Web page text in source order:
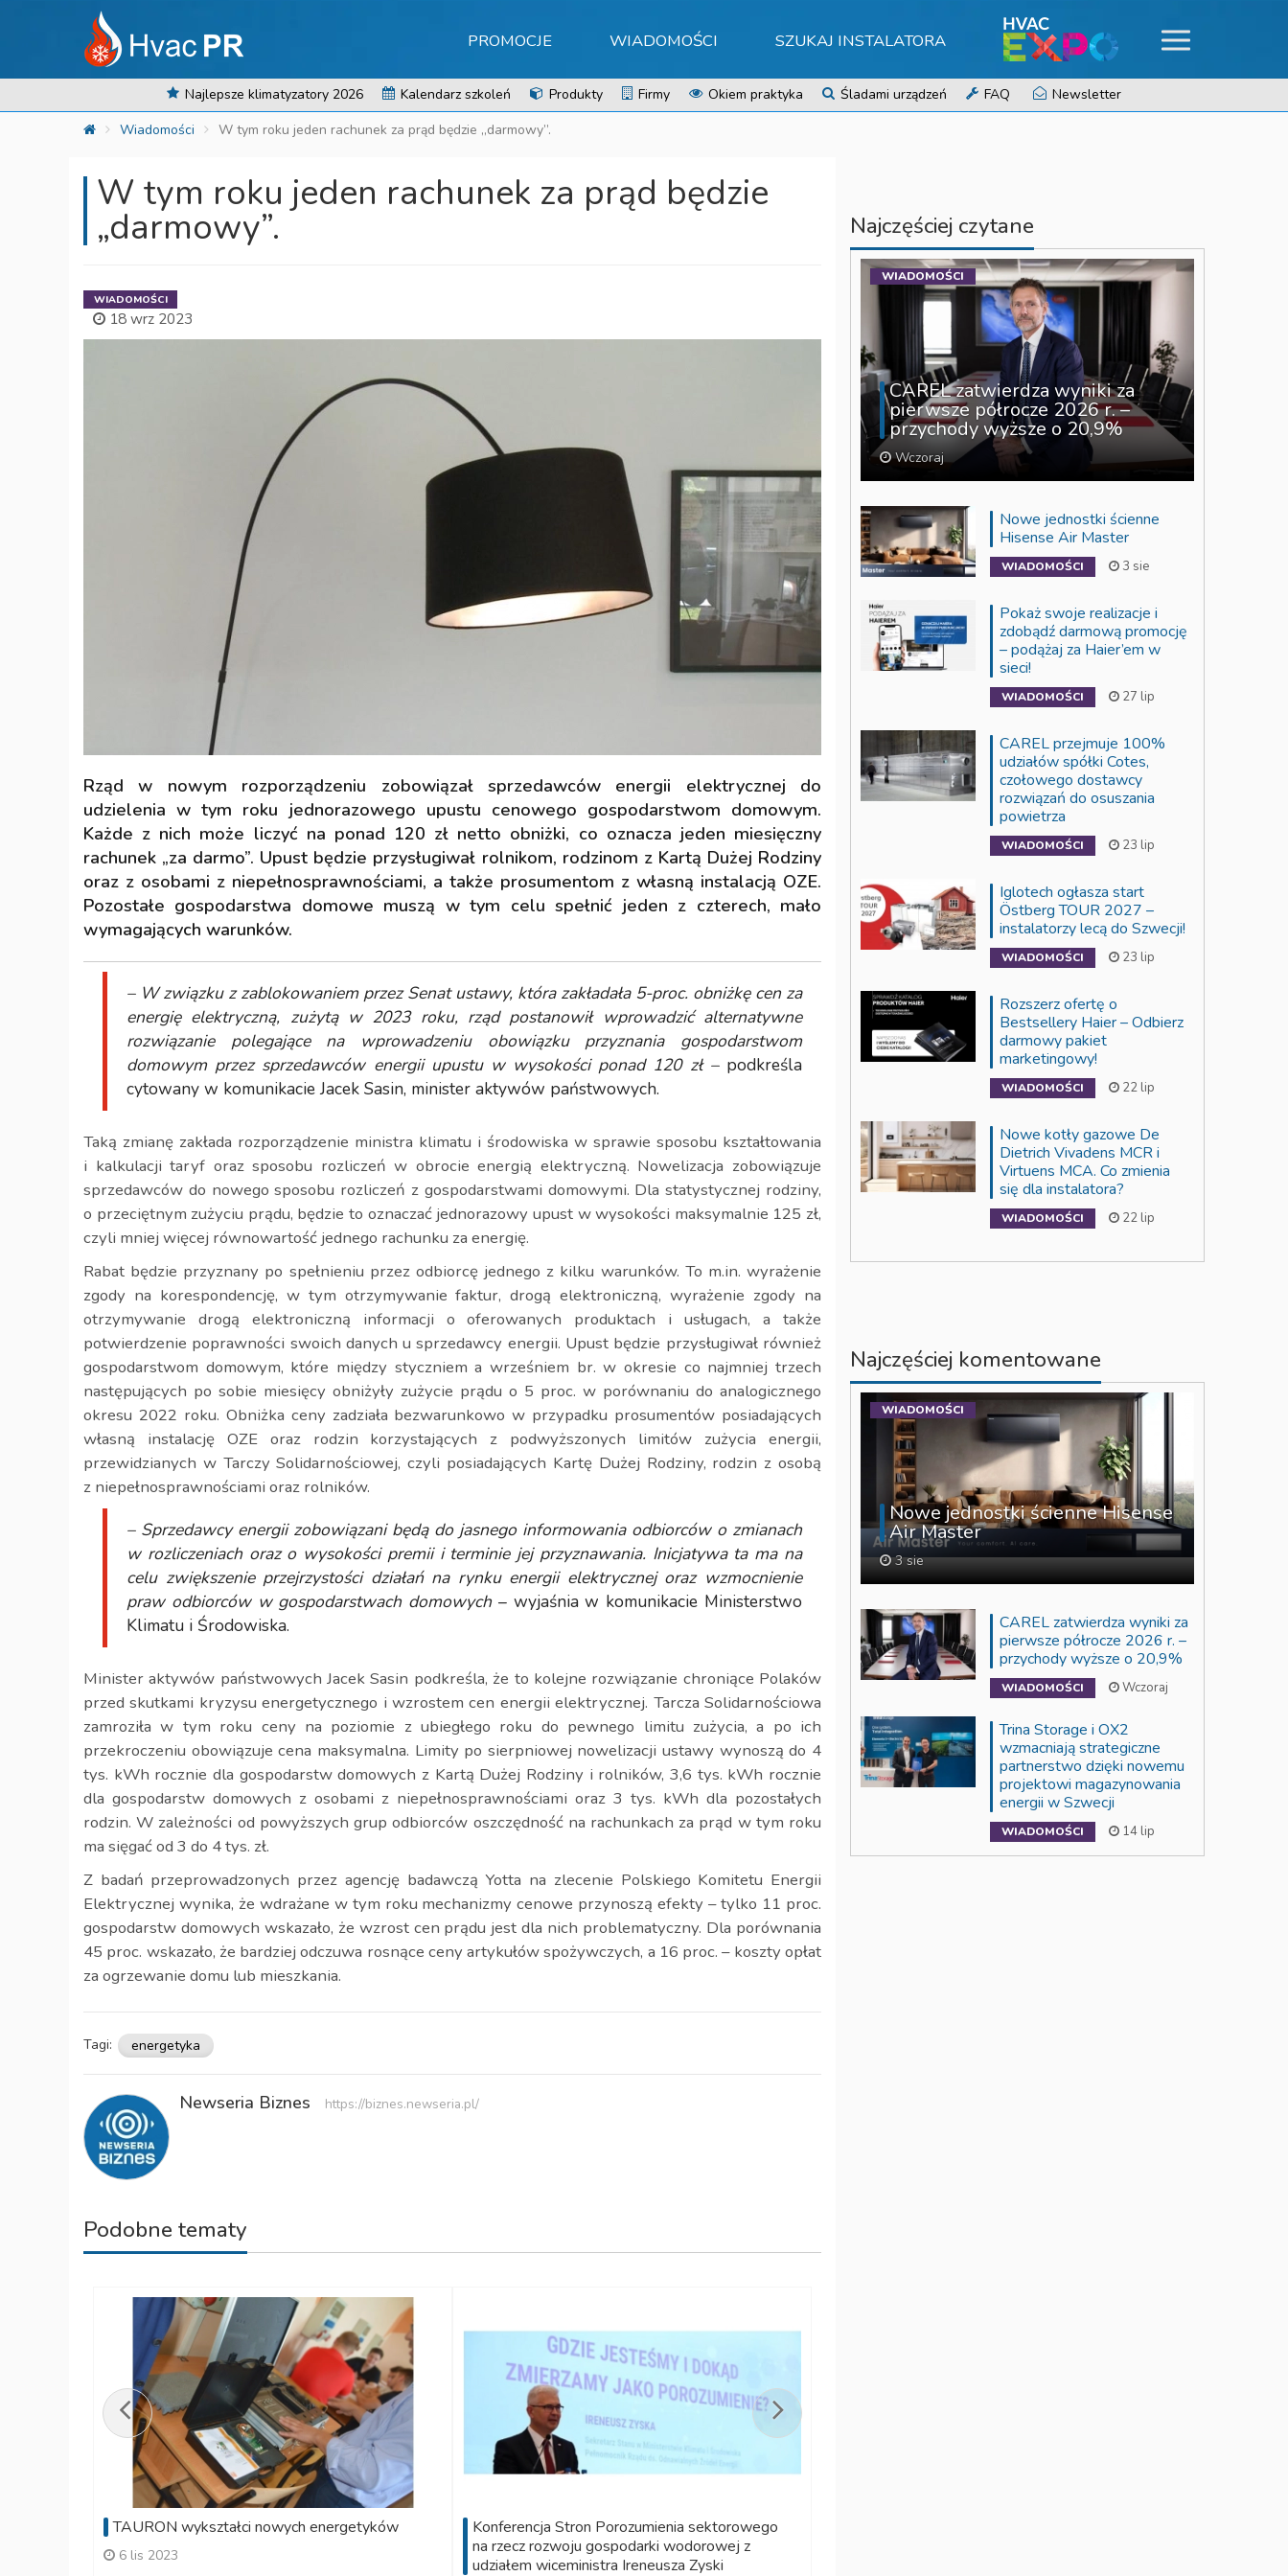
PROMOCJE WIADOMOŚCI SZUKAJ INSTALATORA
Najlepsze klimatyzatory 2026 Kalendarz szkoleń Produkty Firmy Okiem praktyka Śladami urządzeń FAQ
Newsletter
Wiadomości
W tym roku jeden rachunek za prąd będzie „darmowy”.
W tym roku jeden rachunek za prąd będzie
„darmowy”.
WIADOMOŚCI
18 wrz 2023
Rząd w nowym rozporządzeniu zobowiązał sprzedawców energii elektrycznej do
udzielenia w tym roku jednorazowego upustu cenowego gospodarstwom domowym.
Każde z nich może liczyć na ponad 120 zł netto obniżki, co oznacza jeden miesięczny
rachunek „za darmo”. Upust będzie przysługiwał rolnikom, rodzinom z Kartą Dużej Rodziny
oraz z osobami z niepełnosprawnościami, a także prosumentom z własną instalacją OZE.
Pozostałe gospodarstwa domowe muszą w tym celu spełnić jeden z czterech, mało
wymagających warunków.
– W związku z zablokowaniem przez Senat ustawy, która zakładała 5-proc. obniżkę cen za
energię elektryczną, zużytą w 2023 roku, rząd postanowił wprowadzić alternatywne
rozwiązanie polegające na wprowadzeniu obowiązku przyznania gospodarstwom
domowym przez sprzedawców energii upustu w wysokości ponad 120 zł –podkreśla
cytowany w komunikacie Jacek Sasin, minister aktywów państwowych.
Taką zmianę zakłada rozporządzenie ministra klimatu i środowiska w sprawie sposobu kształtowania
i kalkulacji taryf oraz sposobu rozliczeń w obrocie energią elektryczną. Nowelizacja zobowiązuje
sprzedawców do nowego sposobu rozliczeń z gospodarstwami domowymi. Dla statystycznej rodziny,
o przeciętnym zużyciu prądu, będzie to oznaczać jednorazowy upust w wysokości maksymalnie 125 zł,
czyli mniej więcej równowartość jednego rachunku za energię.
Rabat będzie przyznany po spełnieniu przez odbiorcę jednego z kilku warunków. To m.in. wyrażenie
zgody na korespondencję, w tym otrzymywanie faktur, drogą elektroniczną, wyrażenie zgody na
otrzymywanie drogą elektroniczną informacji o oferowanych produktach i usługach, a także
potwierdzenie poprawności swoich danych u sprzedawcy energii. Upust będzie przysługiwał również
gospodarstwom domowym, które między styczniem a wrześniem br. w okresie co najmniej trzech
następujących po sobie miesięcy obniżyły zużycie prądu o 5 proc. w porównaniu do analogicznego
okresu 2022 roku. Obniżka ceny zadziała bezwarunkowo w przypadku prosumentów posiadających
własną instalację OZE oraz rodzin korzystających z podwyższonych limitów zużycia energii,
przewidzianych w Tarczy Solidarnościowej, czyli posiadających Kartę Dużej Rodziny, rodzin z osobą
z niepełnosprawnościami oraz rolników.
– Sprzedawcy energii zobowiązani będą do jasnego informowania odbiorców o zmianach
w rozliczeniach oraz o wysokości premii i terminie jej przyznawania. Inicjatywa ta ma na
celu zwiększenie przejrzystości działań na rynku energii elektrycznej oraz wzmocnienie
praw odbiorców w gospodarstwach domowych– wyjaśnia w komunikacie Ministerstwo
Klimatu i Środowiska.
Minister aktywów państwowych Jacek Sasin podkreśla, że to kolejne rozwiązanie chroniące Polaków
przed skutkami kryzysu energetycznego i wzrostem cen energii elektrycznej. Tarcza Solidarnościowa
zamroziła w tym roku ceny na poziomie z ubiegłego roku do pewnego limitu zużycia, a po ich
przekroczeniu obowiązuje cena maksymalna. Limity po sierpniowej nowelizacji ustawy wynoszą do 4
tys. kWh rocznie dla gospodarstw domowych z Kartą Dużej Rodziny i rolników, 3,6 tys. kWh rocznie
dla gospodarstw domowych z osobami z niepełnosprawnościami oraz 3 tys. kWh dla pozostałych
rodzin. W zależności od powyższych grup odbiorców oszczędność na rachunkach za prąd w tym roku
ma sięgać od 3 do 4 tys. zł.
Z badań przeprowadzonych przez agencję badawczą Yotta na zlecenie Polskiego Komitetu Energii
Elektrycznej wynika, że wdrażane w tym roku mechanizmy cenowe przynoszą efekty – tylko 11 proc.
gospodarstw domowych wskazało, że wzrost cen prądu jest dla nich problematyczny. Dla porównania
45 proc. wskazało, że bardziej odczuwa rosnące ceny artykułów spożywczych, a 16 proc. – koszty opłat
za ogrzewanie domu lub mieszkania.
Tagi: energetyka
Newseria Biznes https://biznes.newseria.pl/
Podobne tematy
TAURON wykształci nowych energetyków
6 lis 2023
Konferencja Stron Porozumienia sektorowego
na rzecz rozwoju gospodarki wodorowej z
udziałem wiceministra Ireneusza Zyski
Najczęściej czytane
CAREL zatwierdza wyniki za
pierwsze półrocze 2026 r. –
przychody wyższe o 20,9%
Wczoraj
WIADOMOŚCI
Nowe jednostki ścienne
Hisense Air Master
WIADOMOŚCI 3 sie
Pokaż swoje realizacje i
zdobądź darmową promocję
– podążaj za Haier’em w
sieci!
WIADOMOŚCI 27 lip
CAREL przejmuje 100%
udziałów spółki Cotes,
czołowego dostawcy
rozwiązań do osuszania
powietrza
WIADOMOŚCI 23 lip
Iglotech ogłasza start
Östberg TOUR 2027 –
instalatorzy lecą do Szwecji!
WIADOMOŚCI 23 lip
Rozszerz ofertę o
Bestsellery Haier – Odbierz
darmowy pakiet
marketingowy!
WIADOMOŚCI 22 lip
Nowe kotły gazowe De
Dietrich Vivadens MCR i
Virtuens MCA. Co zmienia
się dla instalatora?
WIADOMOŚCI 22 lip
Najczęściej komentowane
Nowe jednostki ścienne Hisense
Air Master
3 sie
WIADOMOŚCI
CAREL zatwierdza wyniki za
pierwsze półrocze 2026 r. –
przychody wyższe o 20,9%
WIADOMOŚCI Wczoraj
Trina Storage i OX2
wzmacniają strategiczne
partnerstwo dzięki nowemu
projektowi magazynowania
energii w Szwecji
WIADOMOŚCI 14 lip